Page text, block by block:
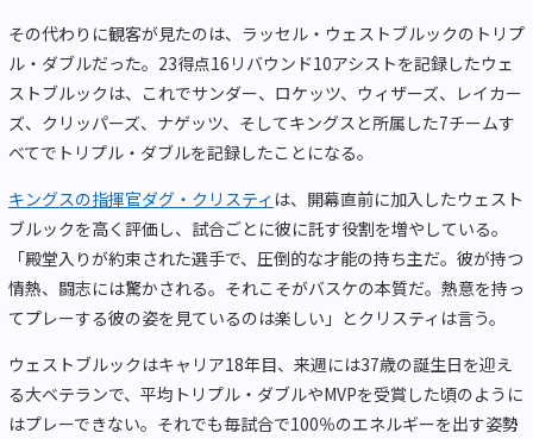
その代わりに観客が見たのは、ラッセル・ウェストブルックのトリプ
ル・ダブルだった。23得点16リバウンド10アシストを記録したウェ
ストブルックは、これでサンダー、ロケッツ、ウィザーズ、レイカー
ズ、クリッパーズ、ナゲッツ、そしてキングスと所属した7チームす
べてでトリプル・ダブルを記録したことになる。
キングスの指揮官ダグ・クリスティ は、開幕直前に加入したウェスト
ブルックを高く評価し、試合ごとに彼に託す役割を増やしている。
「殿堂入りが約束された選手で、圧倒的な才能の持ち主だ。彼が持つ
情熱、闘志には驚かされる。それこそがバスケの本質だ。熱意を持っ
てプレーする彼の姿を見ているのは楽しい」とクリスティは言う。
ウェストブルックはキャリア18年目、来週には37歳の誕生日を迎え
る大ベテランで、平均トリプル・ダブルやMVPを受賞した頃のように
はプレーできない。それでも毎試合で100％のエネルギーを出す姿勢